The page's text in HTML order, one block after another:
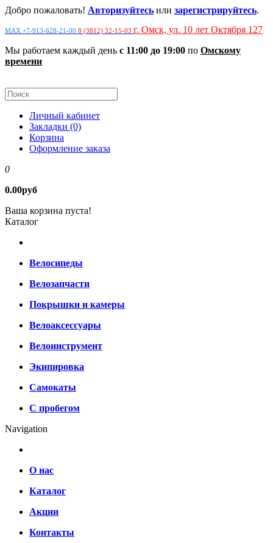
Добро пожаловать! Авторизуйтесь или зарегистрируйтесь.
MAX +7-913-628-21-00 8 (3812) 32-15-03 г. Омск, ул. 10 лет Октября 127
Мы работаем каждый день с 11:00 до 19:00 по Омскому
времени
Личный кабинет
Закладки (0)
Корзина
Оформление заказа
0
0.00руб
Ваша корзина пуста!
Каталог
Велосипеды
Велозапчасти
Покрышки и камеры
Велоаксессуары
Велоинструмент
Экипировка
Самокаты
С пробегом
Navigation
О нас
Каталог
Акции
Контакты